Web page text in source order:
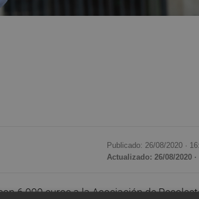
Publicado: 26/08/2020 ·
Actualizado: 26/08/2020 ·
6.000 euros a la Asociación de